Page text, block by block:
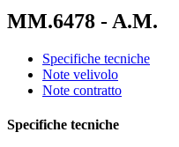
MM.6478 - A.M.
Specifiche tecniche
Note velivolo
Note contratto
Specifiche tecniche